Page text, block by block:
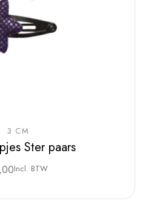
3 CM
Ster paars
Incl. BTW